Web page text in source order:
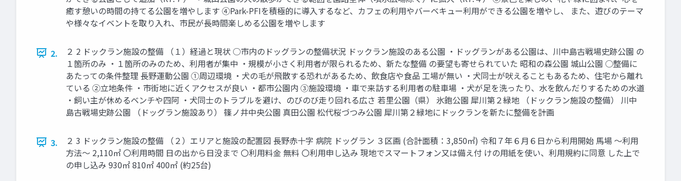
癒す憩いの時間の持てる公園を増やします ④Park-PFIを積極的に導入するなど、カフェの利用やバーベキュー利用ができる公園を増やし、 また、遊びのテーマ
や様々なイベントを取り入れ、市民が長時間楽しめる公園を増やします
2.
２ 2 ドックラン施設の整備 （１）経過と現状 ○市内のドッグランの整備状況 ドックラン施設のある公園 ・ドッグランがある公園は、川中島古戦場史跡公園 の
１箇所のみ ・１箇所のみのため、利用者が集中 ・規模が小さく利用者が限られるため、新たな整備 の要望も寄せられていた 昭和の森公園 城山公園 ○整備に
あたっての条件整理 長野運動公園 ①周辺環境 ・犬の毛が飛散する恐れがあるため、飲食店や食品 工場が無い ・犬同士が吠えることもあるため、住宅から離れ
ている ②立地条件 ・市街地に近くアクセスが良い ・都市公園内 ③施設環境 ・車で来訪する利用者の駐車場 ・犬が足を洗ったり、水を飲んだりするための水道
・飼い主が休めるベンチや四阿 ・犬同士のトラブルを避け、のびのび走り回れる広さ 若里公園（県） 氷鉋公園 犀川第２緑地 （ドックラン施設の整備） 川中
島古戦場史跡公園 （ドッグラン施設あり） 篠ノ井中央公園 真田公園 松代桜づつみ公園 犀川第２緑地にドックランを新たに整備を計画
3.
２ 3 ドックラン施設の整備 （２）エリアと施設の配置図 長野赤十字 病院 ドッグラン ３区画 (合計面積：3,850㎡) 令和７年６月６日から利用開始 馬場 ～利用
方法～ 2,110㎡ 〇利用時間 日の出から日没まで 〇利用料金 無料 〇利用申し込み 現地でスマートフォン又は備え付 けの用紙を使い、利用規約に同意 した上で
の申し込み 930㎡ 810㎡ 400㎡ (約25台)